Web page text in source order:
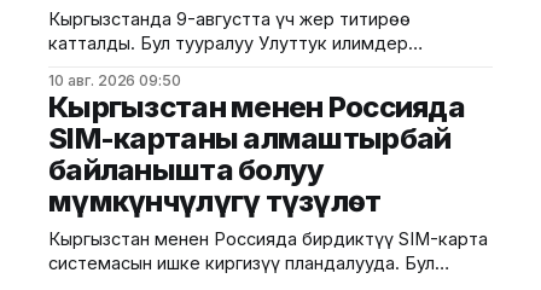
жүктүн курамында 24 түрдөгү, жалпы 7 250 даана
гүл көчөтү бар экени аныкталып, аларга тиешелүү
фитосанитардык
Кыргызстанда 9-августта үч жер титирөө
катталды. Бул тууралуу Улуттук илимдер
Маалыматка ылайык, биринчи жер титирөө саат
09:33тө болуп, анын күчү болжол менен 3 баллга
жеткен. Очогу Кыргызстан менен Өзбекстандын
чек арасында, Көчүбаев айылынан 7 чакырым
түндүк-батышта жайгашкан. Аймакта силкинүүнүн
күчү 2 балл болгон.
10 авг. 2026 09:50
Кыргызстан менен Россияда
SIM-картаны алмаштырбай
байланышта болуу
мүмкүнчүлүгү түзүлөт
Кыргызстан менен Россияда бирдиктүү SIM-карта
системасын ишке киргизүү пландалууда. Бул